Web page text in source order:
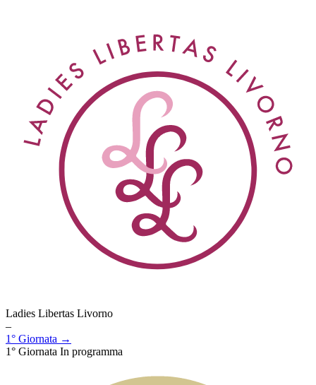
Ladies Libertas Livorno
–
1° Giornata →
1° Giornata In programma